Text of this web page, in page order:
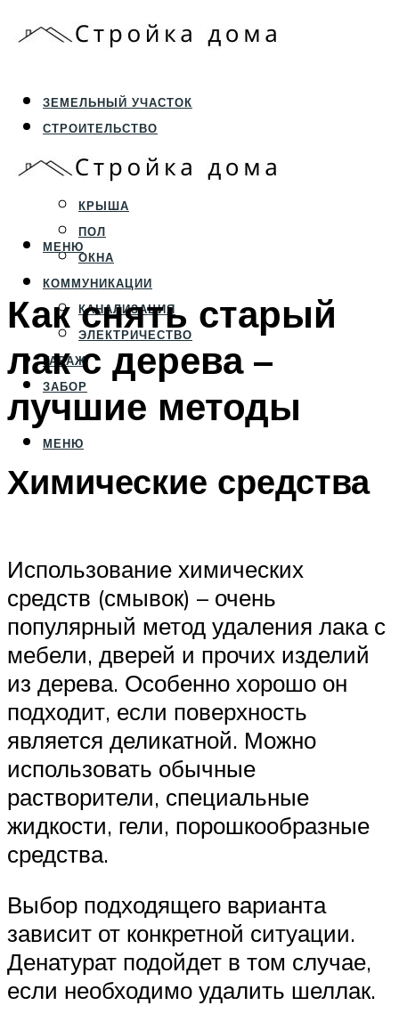
ЗЕМЕЛЬНЫЙ УЧАСТОК
СТРОИТЕЛЬСТВО
ФУНДАМЕНТ И ЦОКОЛЬ
ПЕРЕКРЫТИЯ И СТЕНЫ
КРЫША
ПОЛ
ОКНА
КОММУНИКАЦИИ
КАНАЛИЗАЦИЯ
ЭЛЕКТРИЧЕСТВО
ГАРАЖ
ЗАБОР
МЕНЮ
МЕНЮ
Как снять старый
лак с дерева –
лучшие методы
Химические средства
Использование химических
средств (смывок) – очень
популярный метод удаления лака с
мебели, дверей и прочих изделий
из дерева. Особенно хорошо он
подходит, если поверхность
является деликатной. Можно
использовать обычные
растворители, специальные
жидкости, гели, порошкообразные
средства.
Выбор подходящего варианта
зависит от конкретной ситуации.
Денатурат подойдет в том случае,
если необходимо удалить шеллак.